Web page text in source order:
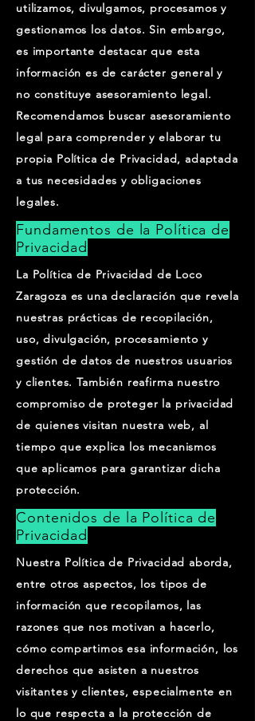
utilizamos, divulgamos, procesamos y
gestionamos los datos. Sin embargo,
es importante destacar que esta
información es de carácter general y
no constituye asesoramiento legal.
Recomendamos buscar asesoramiento
legal para comprender y elaborar tu
propia Política de Privacidad, adaptada
a tus necesidades y obligaciones
legales.
Fundamentos de la Política de
Privacidad
La Política de Privacidad de Loco
Zaragoza es una declaración que revela
nuestras prácticas de recopilación,
uso, divulgación, procesamiento y
gestión de datos de nuestros usuarios
y clientes. También reafirma nuestro
compromiso de proteger la privacidad
de quienes visitan nuestra web, al
tiempo que explica los mecanismos
que aplicamos para garantizar dicha
protección.
Contenidos de la Política de
Privacidad
Nuestra Política de Privacidad aborda,
entre otros aspectos, los tipos de
información que recopilamos, las
razones que nos motivan a hacerlo,
cómo compartimos esa información, los
derechos que asisten a nuestros
visitantes y clientes, especialmente en
lo que respecta a la protección de